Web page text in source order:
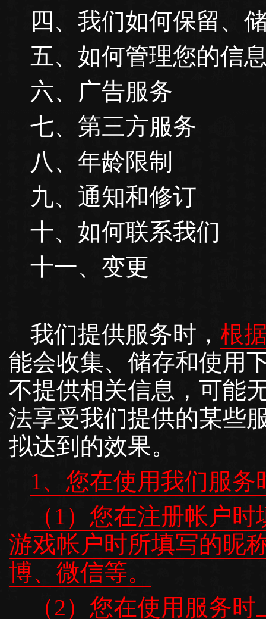
四、我们如何保留、
五、如何管理您的信
六、广告服务
七、第三方服务
八、年龄限制
九、通知和修订
十、如何联系我们
十一、变更
我们提供服务时， 根
能会收集、储存和使用
不提供相关信息，可能
法享受我们提供的某些
拟达到的效果。
1、您在使用我们服
（1）您在注册帐户
游戏帐户时所填写的昵
博、微信等。
（2）您在使用服务